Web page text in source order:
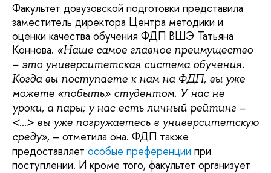
Факультет довузовской подготовки представила
заместитель директора Центра методики и
оценки качества обучения ФДП ВШЭ Татьяна
Коннова. «Наше самое главное преимущество
– это университетская система обучения.
Когда вы поступаете к нам на ФДП, вы уже
можете «побыть» студентом. У нас не
уроки, а пары; у нас есть личный рейтинг –
<...> вы уже погружаетесь в университетскую
среду», – отметила она. ФДП также
предоставляет особые преференции при
поступлении. И кроме того, факультет организует